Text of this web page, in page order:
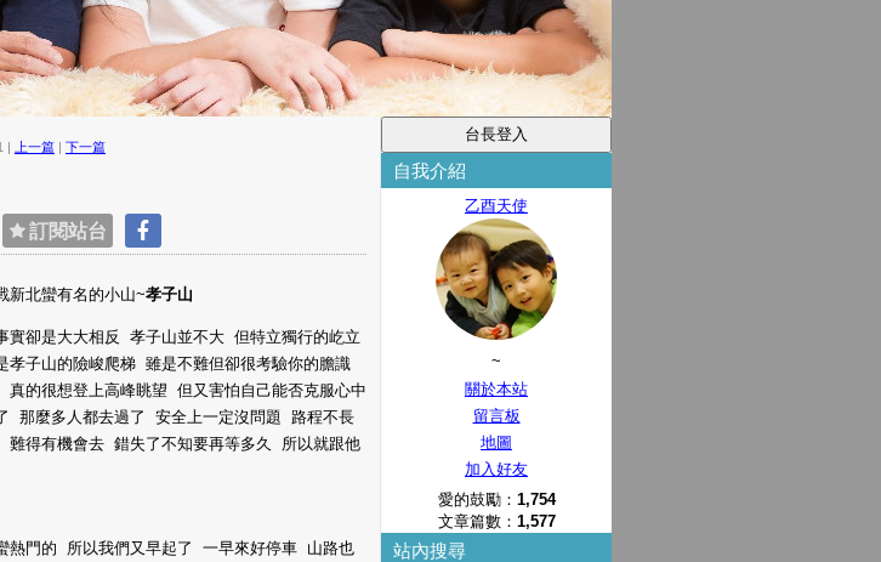
| 上一篇 | 下一篇
訂閱站台
新北蠻有名的小山~孝子山
實卻是大大相反 孝子山並不大 但特立獨行的屹立
孝子山的險峻爬梯 雖是不難但卻很考驗你的膽識
的很想登上高峰眺望 但又害怕自己能否克服心中
那麼多人都去過了 安全上一定沒問題 路程不長
難得有機會去 錯失了不知要再等多久 所以就跟他
熱門的 所以我們又早起了 一早來好停車 山路也
自我介紹
乙酉天使
~
關於本站
留言板
地圖
加入好友
愛的鼓勵： 1,754
文章篇數： 1,577
站內搜尋